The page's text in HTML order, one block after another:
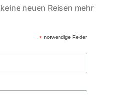
neuen Reisen mehr
*notwendige Felder